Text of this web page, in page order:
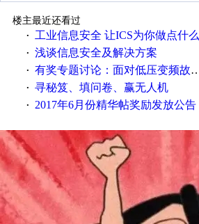
楼主最近还看过
·
工业信息安全 让ICS为你做点什么
· 浅谈信息安全及解决方案
· 有奖专题讨论：面对低压变频故障，老手是这样解决的！
· 寻秘笈、填问卷、赢无人机
· 2017年6月份精华帖奖励发放公告